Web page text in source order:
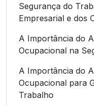
Segurança do
Empresarial e dos
A Importância do
Ocupacional na
A Importância do
Ocupacional para
Trabalho